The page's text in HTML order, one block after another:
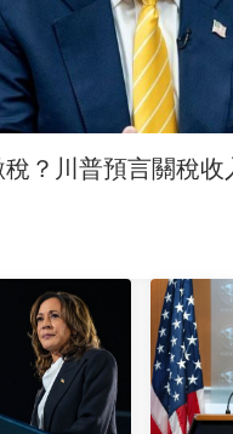
？川普預言關稅